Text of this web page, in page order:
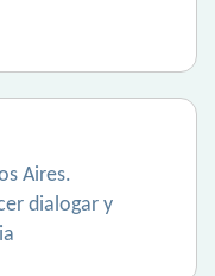
Aires.
dialogar y